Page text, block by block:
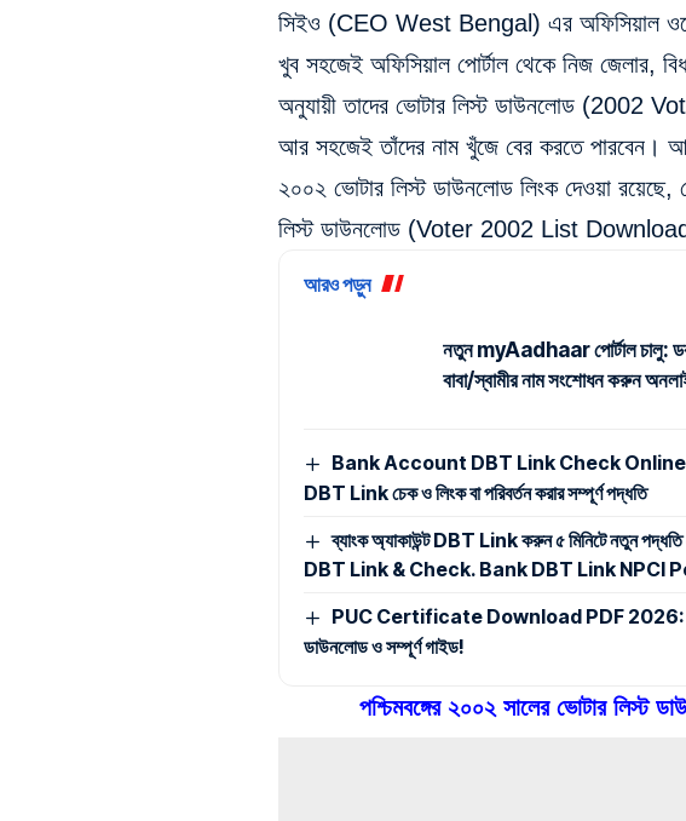
সিইও (CEO West Bengal) এর অফিসিয়াল
খুব সহজেই অফিসিয়াল পোর্টাল থেকে নিজ জেলার,
অনুযায়ী তাদের ভোটার লিস্ট ডাউনলোড (2002
আর সহজেই তাঁদের নাম খুঁজে বের করতে পারবেন।
২০০২ ভোটার লিস্ট ডাউনলোড লিংক দেওয়া রয়েছে,
লিস্ট ডাউনলোড (Voter 2002 List
আরও পড়ুন
নতুন myAadhaar পোর্টাল চালু:
বাবা/স্বামীর নাম সংশোধন করুন
Bank Account DBT Link Check Online
DBT Link চেক ও লিংক বা পরিবর্তন করার সম্পূর্ণ পদ্ধতি
ব্যাংক অ্যাকাউন্ট DBT Link করুন ৫ মিনিটে নতুন
DBT Link & Check. Bank DBT Link NPCI
PUC Certificate Download PDF 2026: গাড়ি/
ডাউনলোড ও সম্পূর্ণ গাইড!
পশ্চিমবঙ্গের ২০০২ সালের ভোটার লিস্ট